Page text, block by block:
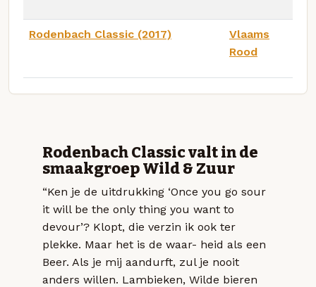
Rodenbach Classic (2017)
Vlaams
Rood
Rodenbach Classic valt in de
smaakgroep Wild & Zuur
“Ken je de uitdrukking ‘Once you go sour
it will be the only thing you want to
devour’? Klopt, die verzin ik ook ter
plekke. Maar het is de waar- heid als een
Beer. Als je mij aandurft, zul je nooit
anders willen. Lambieken, Wilde bieren